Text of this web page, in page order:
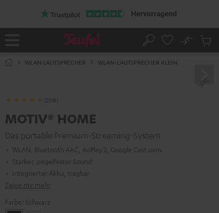
Startseite Suche
No
WLAN LAUTSPRECHER WLAN-LAUTSPRECHER KLEIN
(208)
MOTIV® HOME
Das portable Premium-Streaming-System
WLAN, Bluetooth AAC, AirPlay 2, Google Cast uvm.
Starker, pegelfester Sound
Integrierter Akku, tragbar
Zeige mir mehr
Farbe: Schwarz